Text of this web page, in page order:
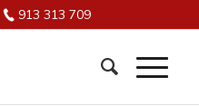
913 313 709